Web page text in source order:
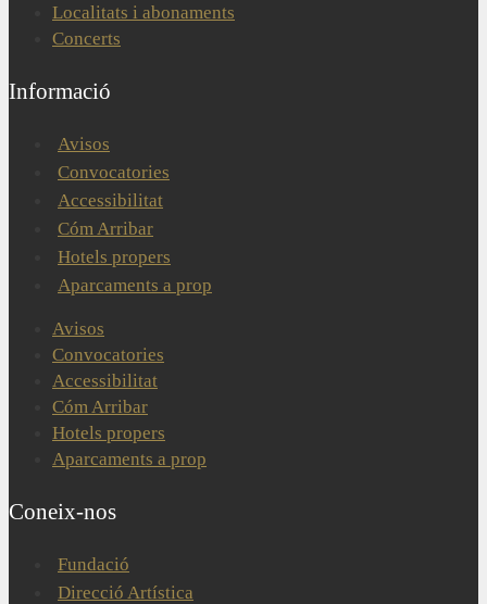
Localitats i abonaments
Concerts
Informació
Avisos
Convocatories
Accessibilitat
Cóm Arribar
Hotels propers
Aparcaments a prop
Avisos
Convocatories
Accessibilitat
Cóm Arribar
Hotels propers
Aparcaments a prop
Coneix-nos
Fundació
Direcció Artística